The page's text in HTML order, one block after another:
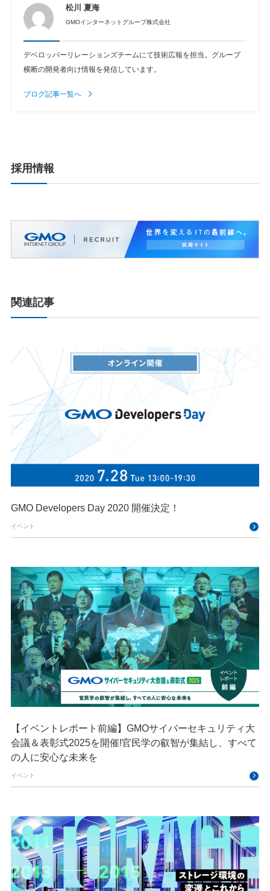
松川 夏海
GMOインターネットグループ株式会社
デベロッパーリレーションズチームにて技術広報を担当。グループ
横断の開発者向け情報を発信しています。
ブログ記事一覧へ
採用情報
関連記事
GMO Developers Day 2020 開催決定！
イベント
【イベントレポート前編】GMOサイバーセキュリティ大
会議＆表彰式2025を開催!官民学の叡智が集結し、すべて
の人に安心な未来を
イベント